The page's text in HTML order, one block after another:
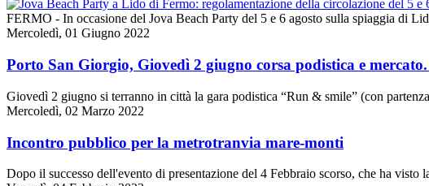
FERMO - In occasione del Jova Beach Party del 5 e 6 agosto sulla spiaggia di
Mercoledì, 01 Giugno 2022
Porto San Giorgio, Giovedì 2 giugno corsa podistica e
Giovedì 2 giugno si terranno in città la gara podistica “Run & smile” (con
Mercoledì, 02 Marzo 2022
Incontro pubblico per la metrotranvia mare-monti
Dopo il successo dell'evento di presentazione del 4 Febbraio scorso, che ha